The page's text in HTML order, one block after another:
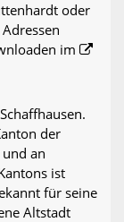
oder
im
der
an
ist
für seine
Altstadt